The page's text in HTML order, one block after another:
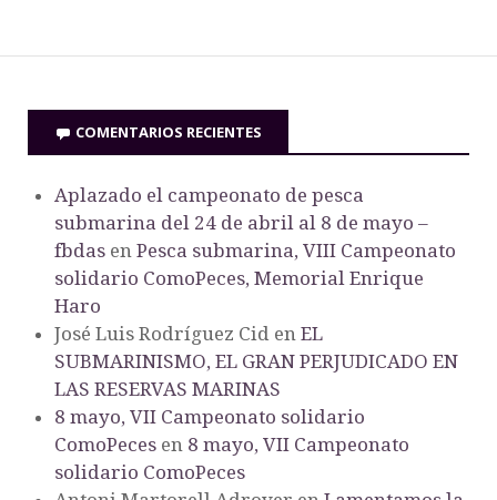
COMENTARIOS RECIENTES
Aplazado el campeonato de pesca
submarina del 24 de abril al 8 de mayo –
fbdas en Pesca submarina, VIII Campeonato
solidario ComoPeces, Memorial Enrique
Haro
José Luis Rodríguez Cid en EL
SUBMARINISMO, EL GRAN PERJUDICADO EN
LAS RESERVAS MARINAS
8 mayo, VII Campeonato solidario
ComoPeces en 8 mayo, VII Campeonato
solidario ComoPeces